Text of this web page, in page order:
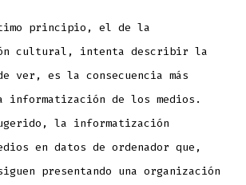
principio, el de la
cultural, intenta describir la
ver, es la consecuencia más
informatización de los medios.
la informatización
en datos de ordenador que,
presentando una organización